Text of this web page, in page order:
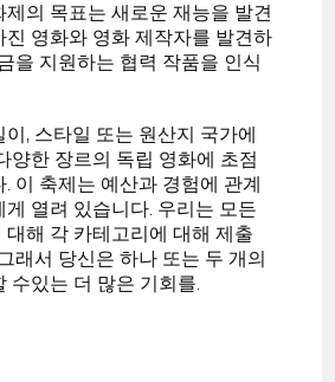
제의 목표는 새로운 재능을 발견
진 영화와 영화 제작자를 발견하
을 지원하는 협력 작품을 인식
, 스타일 또는 원산지 국가에
양한 장르의 독립 영화에 초점
이 축제는 예산과 경험에 관계
열려 있습니다. 우리는 모든
대해 각 카테고리에 대해 제출
래서 당신은 하나 또는 두 개의
수있는 더 많은 기회를.